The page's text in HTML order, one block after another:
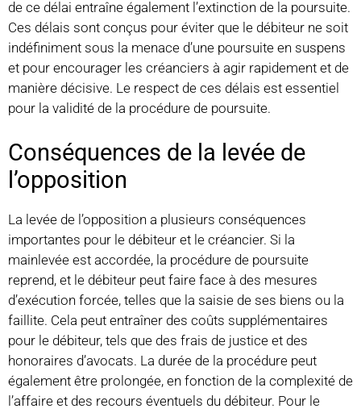
de ce délai entraîne également l’extinction de la poursuite.
Ces délais sont conçus pour éviter que le débiteur ne soit
indéfiniment sous la menace d’une poursuite en suspens
et pour encourager les créanciers à agir rapidement et de
manière décisive. Le respect de ces délais est essentiel
pour la validité de la procédure de poursuite.
Conséquences de la levée de
l’opposition
La levée de l’opposition a plusieurs conséquences
importantes pour le débiteur et le créancier. Si la
mainlevée est accordée, la procédure de poursuite
reprend, et le débiteur peut faire face à des mesures
d’exécution forcée, telles que la saisie de ses biens ou la
faillite. Cela peut entraîner des coûts supplémentaires
pour le débiteur, tels que des frais de justice et des
honoraires d’avocats. La durée de la procédure peut
également être prolongée, en fonction de la complexité de
l’affaire et des recours éventuels du débiteur. Pour le